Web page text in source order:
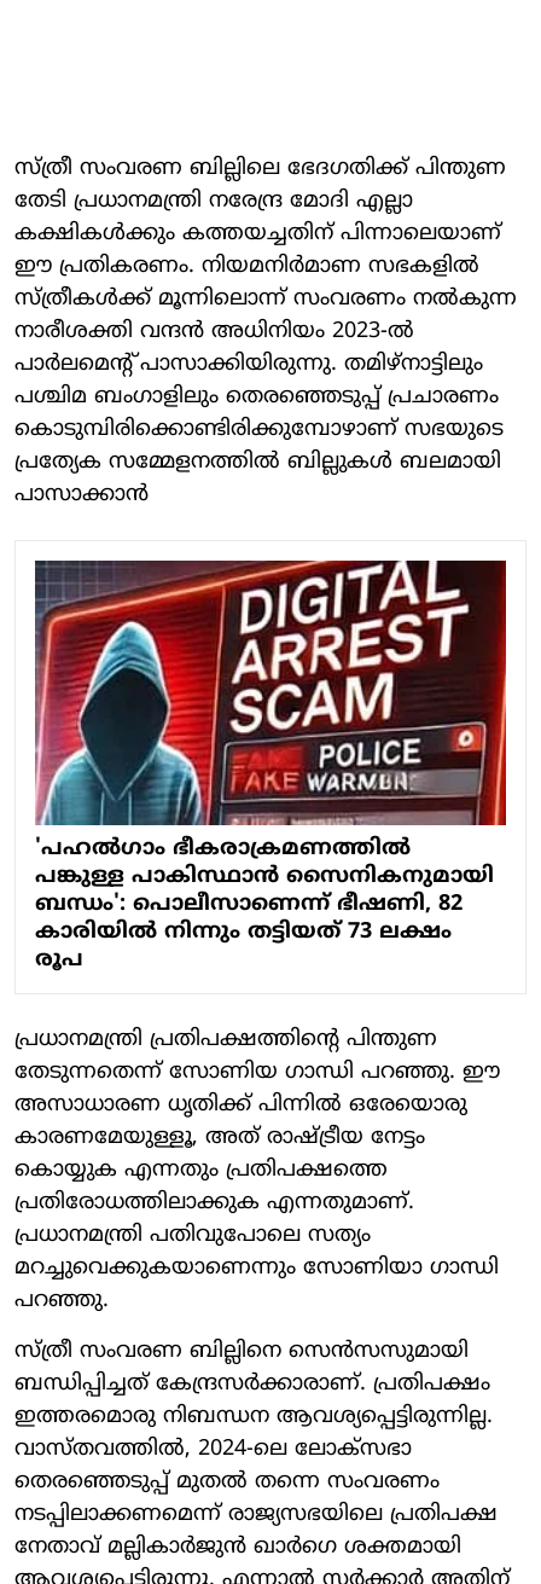
സ്ത്രീ സംവരണ ബില്ലിലെ ഭേദഗതിക്ക് പിന്തുണ
തേടി പ്രധാനമന്ത്രി നരേന്ദ്ര മോദി എല്ലാ
കക്ഷികള്‍ക്കും കത്തയച്ചതിന് പിന്നാലെയാണ്
ഈ പ്രതികരണം. നിയമനിര്‍മാണ സഭകളില്‍
സ്ത്രീകള്‍ക്ക് മൂന്നിലൊന്ന് സംവരണം നല്‍കുന്ന
നാരീശക്തി വന്ദന്‍ അധിനിയം 2023-ല്‍
പാര്‍ലമെന്റ് പാസാക്കിയിരുന്നു. തമിഴ്നാട്ടിലും
പശ്ചിമ ബംഗാളിലും തെരഞ്ഞെടുപ്പ് പ്രചാരണം
കൊടുമ്പിരിക്കൊണ്ടിരിക്കുമ്പോഴാണ് സഭയുടെ
പ്രത്യേക സമ്മേളനത്തില്‍ ബില്ലുകള്‍ ബലമായി
പാസാക്കാന്‍
'പഹല്‍ഗാം ഭീകരാക്രമണത്തില്‍
പങ്കുള്ള പാകിസ്ഥാന്‍ സൈനികനുമായി
ബന്ധം': പൊലീസാണെന്ന് ഭീഷണി, 82
കാരിയില്‍ നിന്നും തട്ടിയത് 73 ലക്ഷം
രൂപ
പ്രധാനമന്ത്രി പ്രതിപക്ഷത്തിന്റെ പിന്തുണ
തേടുന്നതെന്ന് സോണിയ ഗാന്ധി പറഞ്ഞു. ഈ
അസാധാരണ ധൃതിക്ക് പിന്നില്‍ ഒരേയൊരു
കാരണമേയുള്ളൂ, അത് രാഷ്ട്രീയ നേട്ടം
കൊയ്യുക എന്നതും പ്രതിപക്ഷത്തെ
പ്രതിരോധത്തിലാക്കുക എന്നതുമാണ്.
പ്രധാനമന്ത്രി പതിവുപോലെ സത്യം
മറച്ചുവെക്കുകയാണെന്നും സോണിയാ ഗാന്ധി
പറഞ്ഞു.
സ്ത്രീ സംവരണ ബില്ലിനെ സെന്‍സസുമായി
ബന്ധിപ്പിച്ചത് കേന്ദ്രസര്‍ക്കാരാണ്. പ്രതിപക്ഷം
ഇത്തരമൊരു നിബന്ധന ആവശ്യപ്പെട്ടിരുന്നില്ല.
വാസ്തവത്തില്‍, 2024-ലെ ലോക്സഭാ
തെരഞ്ഞെടുപ്പ് മുതല്‍ തന്നെ സംവരണം
നടപ്പിലാക്കണമെന്ന് രാജ്യസഭയിലെ പ്രതിപക്ഷ
നേതാവ് മല്ലികാര്‍ജുന്‍ ഖാര്‍ഗെ ശക്തമായി